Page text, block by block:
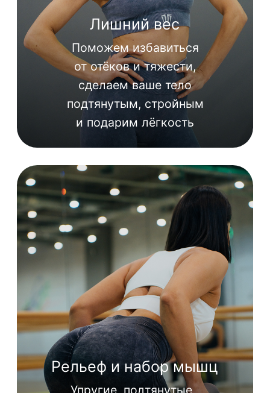
Ягодицы + пресс
Силовая
тренировка
Barre
тренировка
Функциональная
тренировка
Силовая
тренировка